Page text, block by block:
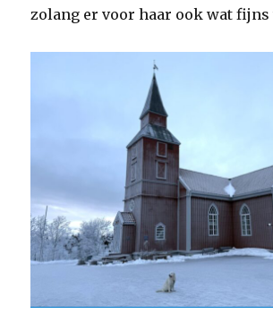
zolang er voor haar ook wat fijns